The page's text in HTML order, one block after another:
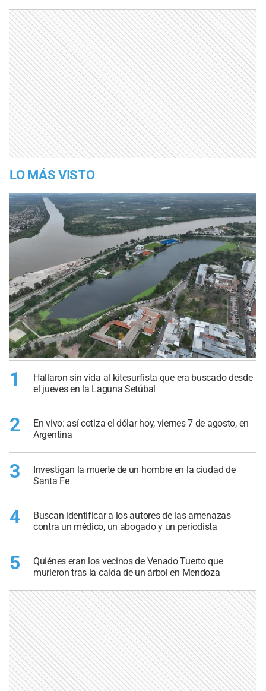
LO MÁS VISTO
1
Hallaron sin vida al kitesurfista que era buscado desde
el jueves en la Laguna Setúbal
2
En vivo: así cotiza el dólar hoy, viernes 7 de agosto, en
Argentina
3
Investigan la muerte de un hombre en la ciudad de
Santa Fe
4
Buscan identificar a los autores de las amenazas
contra un médico, un abogado y un periodista
5
Quiénes eran los vecinos de Venado Tuerto que
murieron tras la caída de un árbol en Mendoza